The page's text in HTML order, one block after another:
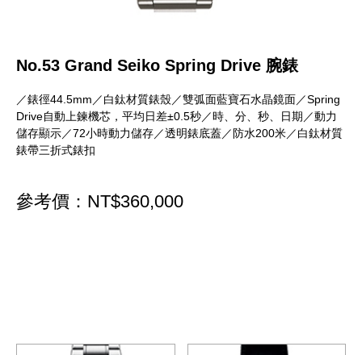
No.53 Grand Seiko Spring Drive 腕錶
／錶徑44.5mm／白鈦材質錶殼／雙弧面藍寶石水晶鏡面／Spring
Drive自動上鍊機芯，平均日差±0.5秒／時、分、秒、日期／動力
儲存顯示／72小時動力儲存／透明錶底蓋／防水200米／白鈦材質
錶帶三折式錶扣
參考價：NT$360,000